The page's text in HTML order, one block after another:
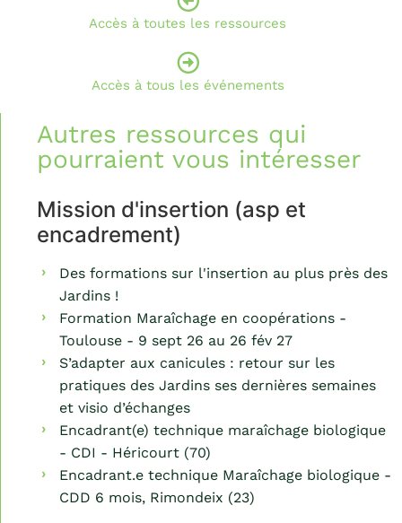
Accès à toutes les ressources
Accès à tous les événements
Autres ressources qui
pourraient vous intéresser
Mission d'insertion (asp et
encadrement)
Des formations sur l'insertion au plus près des
Jardins !
Formation Maraîchage en coopérations -
Toulouse - 9 sept 26 au 26 fév 27
S’adapter aux canicules : retour sur les
pratiques des Jardins ses dernières semaines
et visio d’échanges
Encadrant(e) technique maraîchage biologique
- CDI - Héricourt (70)
Encadrant.e technique Maraîchage biologique -
CDD 6 mois, Rimondeix (23)